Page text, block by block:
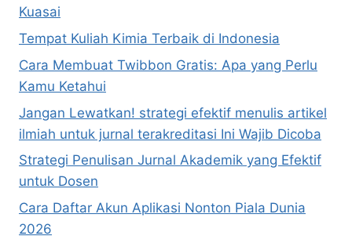
Kuasai
Tempat Kuliah Kimia Terbaik di Indonesia
Cara Membuat Twibbon Gratis: Apa yang Perlu
Kamu Ketahui
Jangan Lewatkan! strategi efektif menulis artikel
ilmiah untuk jurnal terakreditasi Ini Wajib Dicoba
Strategi Penulisan Jurnal Akademik yang Efektif
untuk Dosen
Cara Daftar Akun Aplikasi Nonton Piala Dunia
2026